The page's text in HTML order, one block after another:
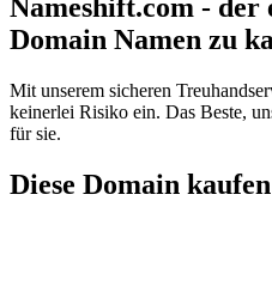
Nameshift.com - der
Domain Namen zu
Mit unserem sicheren
keinerlei Risiko ein. Das Beste,
für sie.
Diese Domain kaufen